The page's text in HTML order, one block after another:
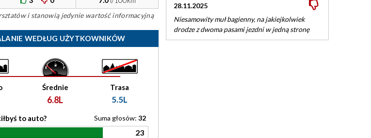
i stanowią jedynie wartość informacyjną
WEDŁUG UŻYTKOWNIKÓW
Średnie
6.8L
Trasa
5.5L
to auto? Suma głosów: 32
23
28.11.2025
Niesamowity muł bagienny, na jakiejkolwiek
drodze z dwoma pasami jezdni w jedną stronę
tylko prawy pas.